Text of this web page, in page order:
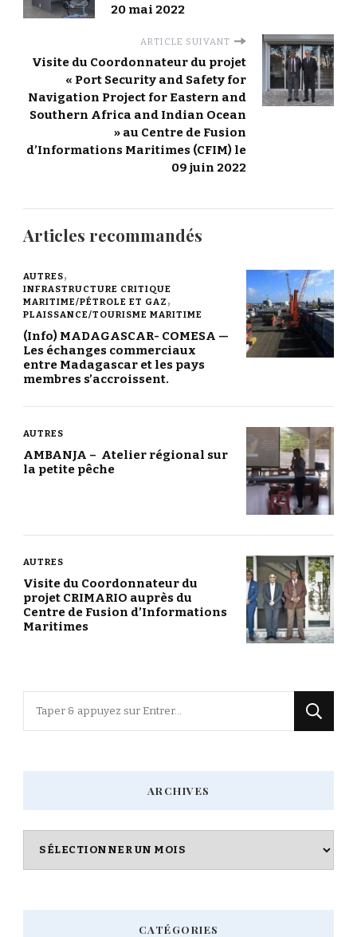
20 mai 2022
ARTICLE SUIVANT
Visite du Coordonnateur du projet
« Port Security and Safety for
Navigation Project for Eastern and
Southern Africa and Indian Ocean
» au Centre de Fusion
d’Informations Maritimes (CFIM) le
09 juin 2022
Articles recommandés
AUTRES
INFRASTRUCTURE CRITIQUE
MARITIME/PÉTROLE ET GAZ
PLAISSANCE/TOURISME MARITIME
(Info) MADAGASCAR- COMESA —
Les échanges commerciaux
entre Madagascar et les pays
membres s’accroissent.
AUTRES
AMBANJA – Atelier régional sur
la petite pêche
AUTRES
Visite du Coordonnateur du
projet CRIMARIO auprès du
Centre de Fusion d’Informations
Maritimes
ARCHIVES
Archives
CATÉGORIES